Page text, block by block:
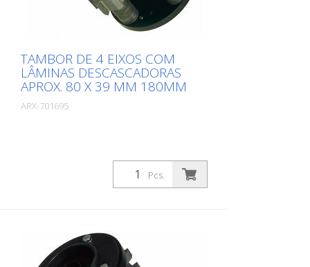
TAMBOR DE 4 EIXOS COM
LÂMINAS DESCASCADORAS
APROX. 80 X 39 MM 180MM
ARX-701695
Pcs.